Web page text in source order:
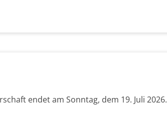
endet am Sonntag, dem 19. Juli 2026.